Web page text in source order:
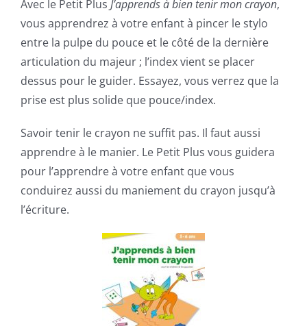
Avec le Petit Plus J’apprends à bien tenir mon crayon,
vous apprendrez à votre enfant à pincer le stylo
entre la pulpe du pouce et le côté de la dernière
articulation du majeur ; l’index vient se placer
dessus pour le guider. Essayez, vous verrez que la
prise est plus solide que pouce/index.
Savoir tenir le crayon ne suffit pas. Il faut aussi
apprendre à le manier. Le Petit Plus vous guidera
pour l’apprendre à votre enfant que vous
conduirez aussi du maniement du crayon jusqu’à
l’écriture.